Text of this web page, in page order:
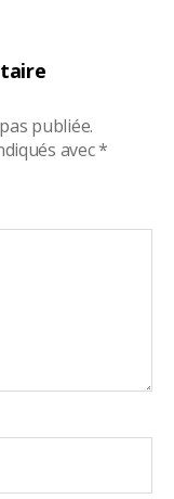
publiée.
avec*